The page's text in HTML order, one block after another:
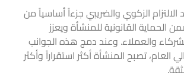
الزكويوالضريبيجزءاً أساسياً من
الحماية القانونية للمنشأة ويعزز
والعملاء. وعند دمج هذه الجوانب
تصبح المنشأة أكثر استقراراً وأكثر